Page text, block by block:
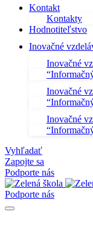
Kontakt
Kontakty
Hodnotiteľstvo
Inovačné
Inovačné
Inovačné
Inovačné
Vyhľadať
Zapojte sa
Podporte nás
Podporte nás